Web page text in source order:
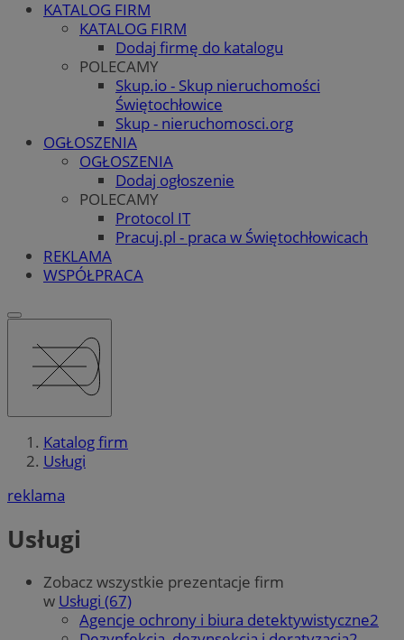
KATALOG FIRM
KATALOG FIRM
Dodaj firmę do katalogu
POLECAMY
Skup.io - Skup nieruchomości
Świętochłowice
Skup - nieruchomosci.org
OGŁOSZENIA
OGŁOSZENIA
Dodaj ogłoszenie
POLECAMY
Protocol IT
Pracuj.pl - praca w Świętochłowicach
REKLAMA
WSPÓŁPRACA
Katalog firm
Usługi
reklama
Usługi
Zobacz wszystkie prezentacje firm
w Usługi (67)
Agencje ochrony i biura detektywistyczne2